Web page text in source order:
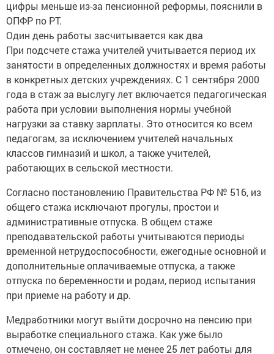
ОПФР по РТ.
Один день работы засчитывается как два
При подсчете стажа учителей учитывается период их
занятости в определенных должностях и время работы
в конкретных детских учреждениях. С 1 сентября 2000
года в стаж за выслугу лет включается педагогическая
работа при условии выполнения нормы учебной
нагрузки за ставку зарплаты. Это относится ко всем
педагогам, за исключением учителей начальных
классов гимназий и школ, а также учителей,
работающих в сельской местности.
общего стажа исключают прогулы, простои и
административные отпуска. В общем стаже
преподавательской работы учитываются периоды
временной нетрудоспособности, ежегодные основной и
дополнительные оплачиваемые отпуска, а также
отпуска по беременности и родам, период испытания
при приеме на работу и др.
выработке специального стажа. Как уже было
отмечено, он составляет не менее 25 лет работы для
специалистов, работающих в сельской местности или